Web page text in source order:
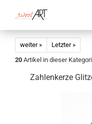
weiter »
Letzter »
20 Artikel in dieser
Zahlenkerze